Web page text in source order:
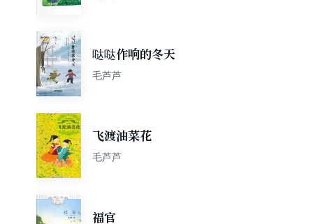
哒哒作响的冬天
毛芦芦
飞渡油菜花
毛芦芦
福官